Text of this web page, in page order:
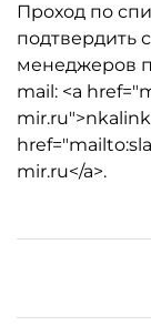
Проход по
подтвердить
менеджеров
mail: <a
mir.ru</a>.